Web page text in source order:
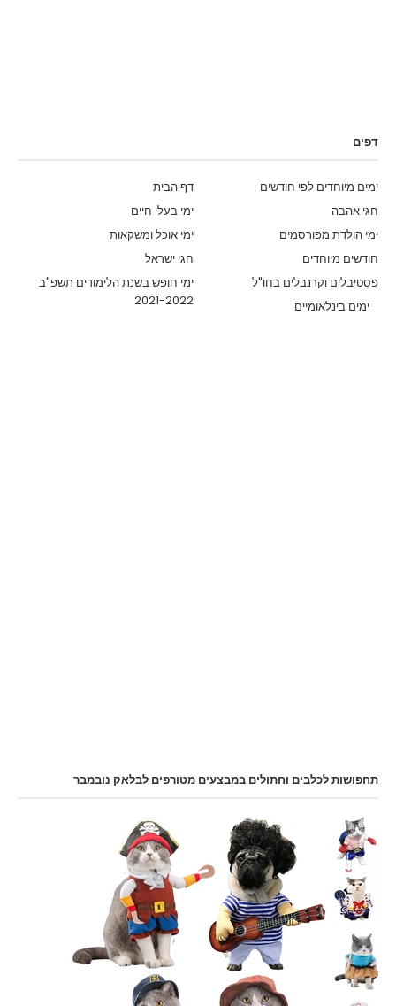
דפים
דף הבית
ימים מיוחדים לפי חודשים
ימי בעלי חיים
חגי אהבה
ימי אוכל ומשקאות
ימי הולדת מפורסמים
חגי ישראל
חודשים מיוחדים
ימי חופש בשנת הלימודים תשפ"ב
2021-2022
פסטיבלים וקרנבלים בחו"ל
ימים בינלאומיים
תחפושות לכלבים וחתולים במבצעים מטורפים לבלאק נובמבר